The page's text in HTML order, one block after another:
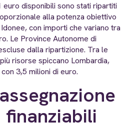
euro disponibili sono stati ripartiti
alla potenza obiettivo
con importi che variano tra
Le Province Autonome di
dalla ripartizione. Tra le
risorse spiccano Lombardia,
3,5 milioni di euro.